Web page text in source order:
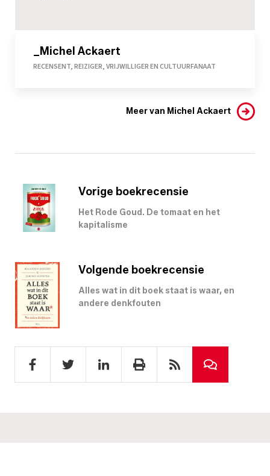
_Michel Ackaert
RECENSENT, REIZIGER, VRIJWILLIGER EN CULTUURFANAAT
Meer van Michel Ackaert
Vorige boekrecensie
Het Rode Goud. De tomaat en het
kapitalisme
Volgende boekrecensie
Alles wat in dit boek staat is waar, en
andere denkfouten